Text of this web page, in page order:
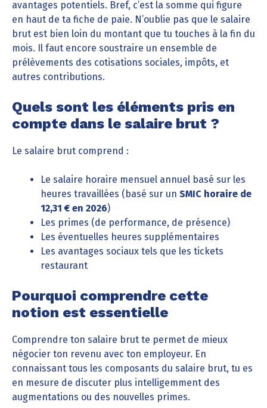
avantages potentiels. Bref, c’est la somme qui figure
en haut de ta fiche de paie. N’oublie pas que le salaire
brut est bien loin du montant que tu touches à la fin du
mois. Il faut encore soustraire un ensemble de
prélèvements des cotisations sociales, impôts, et
autres contributions.
Quels sont les éléments pris en
compte dans le salaire brut ?
Le salaire brut comprend :
Le salaire horaire mensuel annuel basé sur les
heures travaillées (basé sur un SMIC horaire de
12,31 € en 2026)
Les primes (de performance, de présence)
Les éventuelles heures supplémentaires
Les avantages sociaux tels que les tickets
restaurant
Pourquoi comprendre cette
notion est essentielle
Comprendre ton salaire brut te permet de mieux
négocier ton revenu avec ton employeur. En
connaissant tous les composants du salaire brut, tu es
en mesure de discuter plus intelligemment des
augmentations ou des nouvelles primes.